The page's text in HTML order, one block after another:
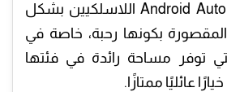
Apple CarPlay و Android Auto اللاسلكيين بشكل
بكونها رحبة، خاصة في
توفر مساحة رائدة في فئتها
عائليًا ممتازًا.